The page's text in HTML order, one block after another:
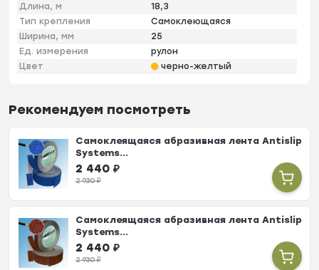
Длина, м
18,3
Тип крепления
Самоклеющаяся
Ширина, мм
25
Ед. измерения
рулон
Цвет
черно-желтый
Рекомендуем посмотреть
Самоклеящаяся абразивная лента Antislip
Systems...
2 440 ₽
2 930₽
Самоклеящаяся абразивная лента Antislip
Systems...
2 440 ₽
2 930₽